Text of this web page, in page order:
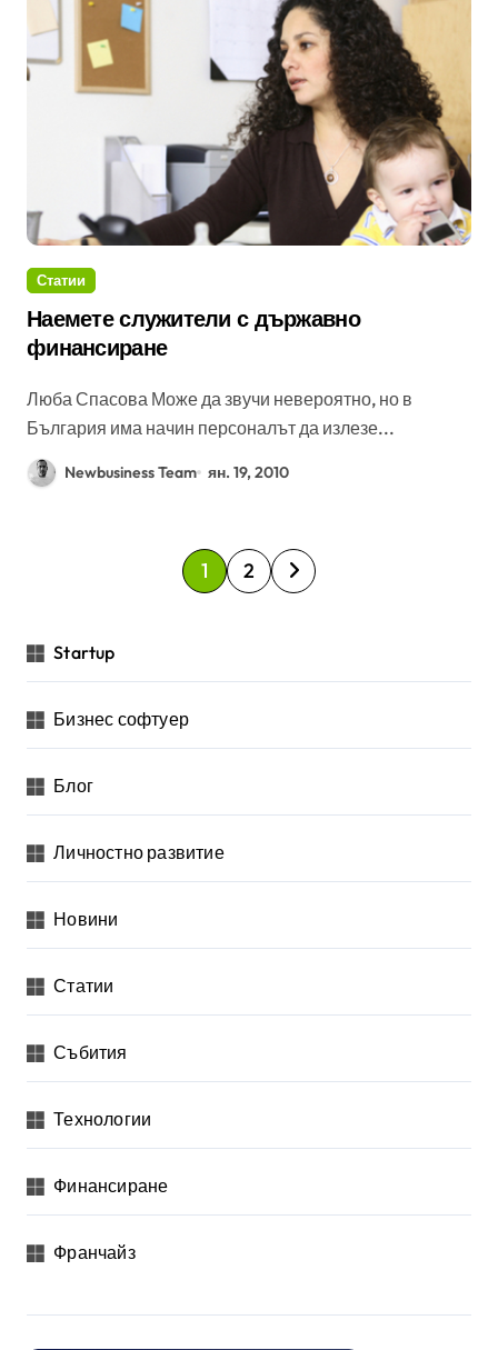
Статии
Наемете служители с държавно
финансиране
Люба Спасова Може да звучи невероятно, но в
България има начин персоналът да излезе...
Newbusiness Team ян. 19, 2010
Р
а
д
е
л
н
е
у
л
к
ц
1 2
Startup
Бизнес софтуер
Блог
Личностно развитие
Новини
Статии
Събития
Технологии
Финансиране
Франчайз